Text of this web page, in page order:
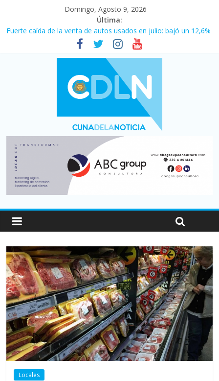
Domingo, Agosto 9, 2026
Última:
Fuerte caída de la venta de autos usados en julio: bajó un 12,6%
El agro argentino logró un récord histórico de exportaciones en
La morosidad alcanzó su nivel más alto en dos décadas y ya
afecta a 400 mil deudores en Santa Fe
Desde que asumió Milei cerraron 41.000 kioscos: el sector
Vacaciones de invierno con más movimiento y consumo
turístico: 4,6 millones de personas viajaron por el país, un 5,9%
más que en 2025
Locales